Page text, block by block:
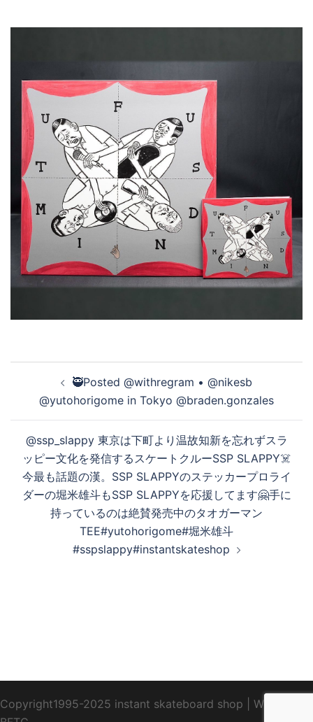
ゲ
ー
シ
ョ
🥷Posted @withregram • @nikesb
@yutohorigome in Tokyo @braden.gonzales
@ssp_slappy 東京は下町より温故知新を忘れずスラ
ッピー文化を発信するスケートクルーSSP SLAPPY☠️
今最も話題の漢。SSP SLAPPYのステッカープロライ
ダーの堀米雄斗もSSP SLAPPYを応援してます🤗手に
持っているのは絶賛発売中のタオガーマン
TEE#yutohorigome#堀米雄斗
#sspslappy#instantskateshop
Copyright1995-2025 instant skateboard shop
WebDesign